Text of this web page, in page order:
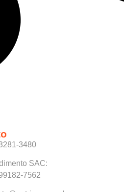
3480‬
SAC:
7562